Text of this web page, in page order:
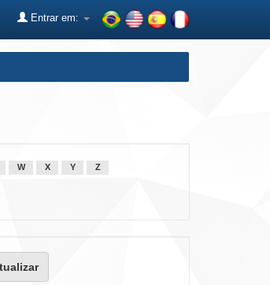
Entrar em:
W X Y Z